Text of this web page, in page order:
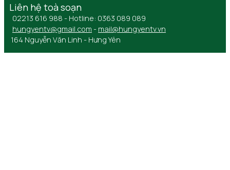
Liên hệ toà soạn
02213 616 988 - Hotline: 0363 089 089
hungyentv@gmail.com - mail@hungyentv.vn
164 Nguyễn Văn Linh - Hưng Yên